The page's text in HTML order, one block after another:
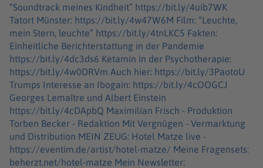
“Soundtrack meines Kindheit” https://bit.ly/4uib7WK
Tatort Münster: https://bit.ly/4w47W6M Film: “Leuchte,
mein Stern, leuchte” https://bit.ly/4tnLKC5 Fakten:
Einheitliche Berichterstattung in der Pandemie
https://bit.ly/4dc3ds6 Ketamin in der Psychotherapie:
https://bit.ly/4w0DRVm Auch hier: https://bit.ly/3PaotoU
Trumps Interesse an Ibogain: https://bit.ly/4cOOGCJ
Georges Lemaître und Albert Einstein
https://bit.ly/4cDApbQ Maximilian Frisch - Produktion
Torben Becker - Redaktion Mit Vergnügen - Vermarktung
und Distribution MEIN ZEUG: Hotel Matze live -
https://eventim.de/artist/hotel-matze/ Meine Fragensets:
beherzt.net/hotel-matze Mein Newsletter: